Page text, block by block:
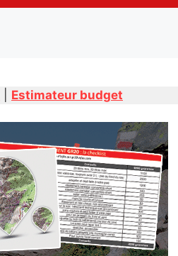
Estimateur budget